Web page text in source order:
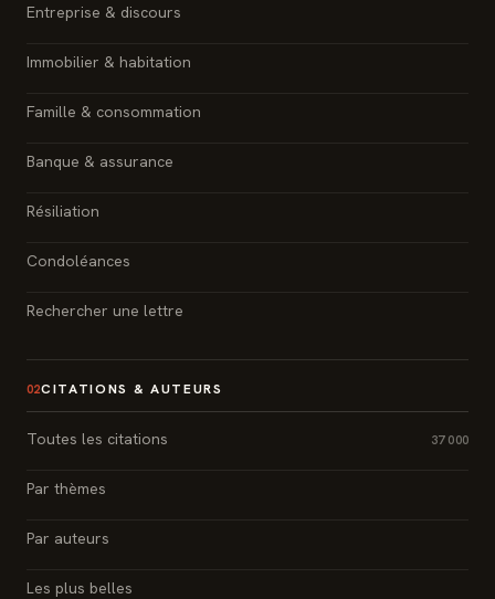
Entreprise & discours
Immobilier & habitation
Famille & consommation
Banque & assurance
Résiliation
Condoléances
Rechercher une lettre
02CITATIONS & AUTEURS
Toutes les citations 37 000
Par thèmes
Par auteurs
Les plus belles